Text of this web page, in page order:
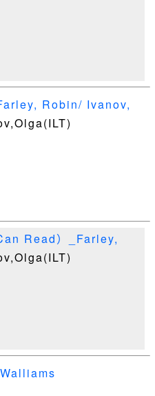
Robin/ Ivanov,
Read）_Farley,